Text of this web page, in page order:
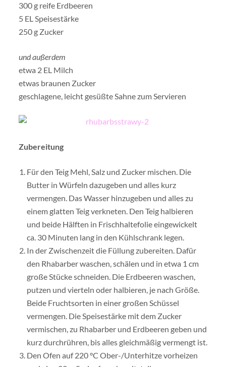
300 g reife Erdbeeren
5 EL Speisestärke
250 g Zucker
und außerdem
etwa 2 EL Milch
etwas braunen Zucker
geschlagene, leicht gesüßte Sahne zum Servieren
Zubereitung
Für den Teig Mehl, Salz und Zucker mischen. Die
Butter in Würfeln dazugeben und alles kurz
vermengen. Das Wasser hinzugeben und alles zu
einem glatten Teig verkneten. Den Teig halbieren
und beide Hälften in Frischhaltefolie eingewickelt
ca. 30 Minuten lang in den Kühlschrank legen.
In der Zwischenzeit die Füllung zubereiten. Dafür
den Rhabarber waschen, schälen und in etwa 1 cm
große Stücke schneiden. Die Erdbeeren waschen,
putzen und vierteln oder halbieren, je nach Größe.
Beide Fruchtsorten in einer großen Schüssel
vermengen. Die Speisestärke mit dem Zucker
vermischen, zu Rhabarber und Erdbeeren geben und
kurz durchrühren, bis alles gleichmäßig vermengt ist.
Den Ofen auf 220 °C Ober-/Unterhitze vorheizen